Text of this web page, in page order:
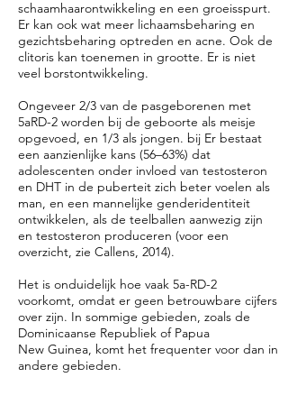
schaamhaarontwikkeling en een groeisspurt.
Er kan ook wat meer lichaamsbeharing en
gezichtsbeharing optreden en acne. Ook de
clitoris kan toenemen in grootte. Er is niet
veel borstontwikkeling.
Ongeveer 2/3 van de pasgeborenen met
5aRD-2 worden bij de geboorte als meisje
opgevoed, en 1/3 als jongen. bij Er bestaat
een aanzienlijke kans (56–63%) dat
adolescenten onder invloed van testosteron
en DHT in de puberteit zich beter voelen als
man, en een mannelijke genderidentiteit
ontwikkelen, als de teelballen aanwezig zijn
en testosteron produceren (voor een
overzicht, zie Callens, 2014).
Het is onduidelijk hoe vaak 5a-RD-2
voorkomt, omdat er geen betrouwbare cijfers
over zijn. In sommige gebieden, zoals de
Dominicaanse Republiek of Papua
New Guinea, komt het frequenter voor dan in
andere gebieden.